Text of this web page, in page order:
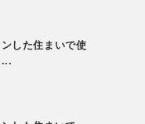
した住まいで使
...